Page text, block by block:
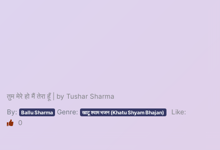
तुम मेरे हो मैं तेरा हूँ | by Tushar Sharma
By: Ballu Sharma Genre: खाटू श्याम भजन (Khatu Shyam Bhajan)
Like:
0